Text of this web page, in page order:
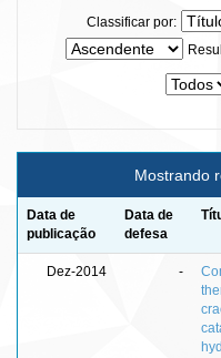
Classificar por:
Mostrando
Data de
publicação
Data de
defesa
Dez-2014 -